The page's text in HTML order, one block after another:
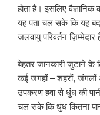
होता है। इसलिए
यह पता चल सके कि यह
जलवायु परिवर्तन ज़िम्मेदार
बेहतर जानकारी जुटाने के
कई जगहों – शहरों,
उपकरण हवा से धुंध की
चल सके कि धुंध कितना